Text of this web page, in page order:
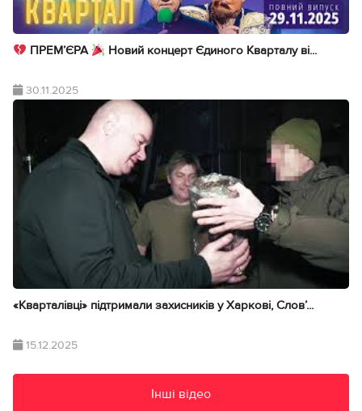
ПРЕМ’ЄРА Новий концерт Єдиного Кварталу ві...
30.11.2025
«Кварталівці» підтримали захисників у Харкові, Словʼ...
15.12.2025
Інші відео